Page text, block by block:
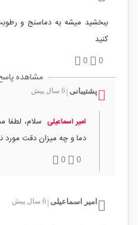
ببخشید میشه یه دماسنج و
کنید
0
0
مشاهده
پشتیبانی 6 سال پیش
امیر اسماعیلی سلام،
دما و چه میزان دقت مورد
0
0
امیر اسماعیلی 6 سال پیش